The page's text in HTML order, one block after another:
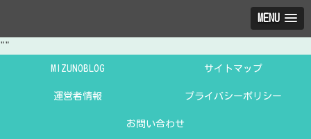
MENU
""
MIZUNOBLOG サイトマップ
運営者情報 プライバシーポリシー
お問い合わせ